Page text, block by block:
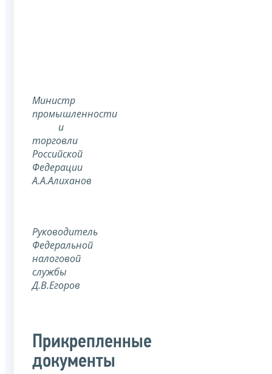
Министр
промышленности
и
торговли
Российской
Федерации
А.А.Алиханов
Руководитель
Федеральной
налоговой
службы
Д.В.Егоров
Прикрепленные
документы